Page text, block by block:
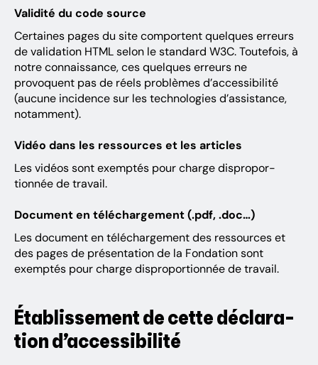
Vali­dité du code source
Certaines pages du site comportent quelques erreurs
de vali­da­tion HTML selon le stan­dard W3C. Toute­fois, à
notre connais­sance, ces quelques erreurs ne
provoquent pas de réels problèmes d’ac­ces­si­bi­lité
(aucune inci­dence sur les tech­no­lo­gies d’as­sis­tance,
notam­ment).
Vidéo dans les ressources et les articles
Les vidéos sont exemptés pour charge dispro­por­
tionnée de travail.
Document en téléchargement (.pdf, .doc…)
Les document en téléchargement des ressources et
des pages de présentation de la Fondation sont
exemptés pour charge dispro­por­tionnée de travail.
Établis­se­ment de cette décla­ra­
tion d’ac­ces­si­bi­lité